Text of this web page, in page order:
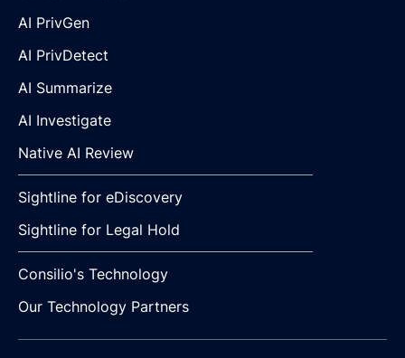
AI PrivGen
AI PrivDetect
AI Summarize
AI Investigate
Native AI Review
Sightline for eDiscovery
Sightline for Legal Hold
Consilio's Technology
Our Technology Partners